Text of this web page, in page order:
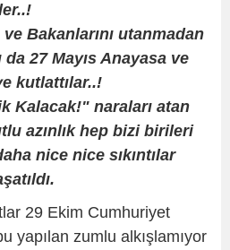
Bakanlarını utanmadan
27 Mayıs Anayasa ve
kutlattılar..!
Kalacak!" naraları atan
azınlık hep bizi birileri
nice nice sıkıntılar
29 Ekim Cumhuriyet
yapılan zumlu alkışlamıyor